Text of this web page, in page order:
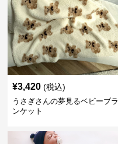
¥3,420 (税込)
うさぎさんの夢見るベビーブラ
ンケット